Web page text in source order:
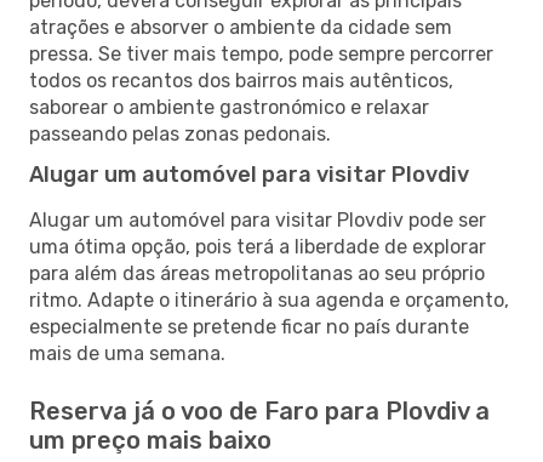
atrações e absorver o ambiente da cidade sem
pressa. Se tiver mais tempo, pode sempre percorrer
todos os recantos dos bairros mais autênticos,
saborear o ambiente gastronómico e relaxar
passeando pelas zonas pedonais.
Alugar um automóvel para visitar Plovdiv
Alugar um automóvel para visitar Plovdiv pode ser
uma ótima opção, pois terá a liberdade de explorar
para além das áreas metropolitanas ao seu próprio
ritmo. Adapte o itinerário à sua agenda e orçamento,
especialmente se pretende ficar no país durante
mais de uma semana.
Reserva já o voo de Faro para Plovdiv a
um preço mais baixo